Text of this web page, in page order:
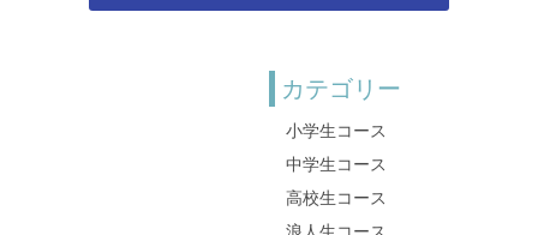
カテゴリー
小学生コース
中学生コース
高校生コース
浪人生コース